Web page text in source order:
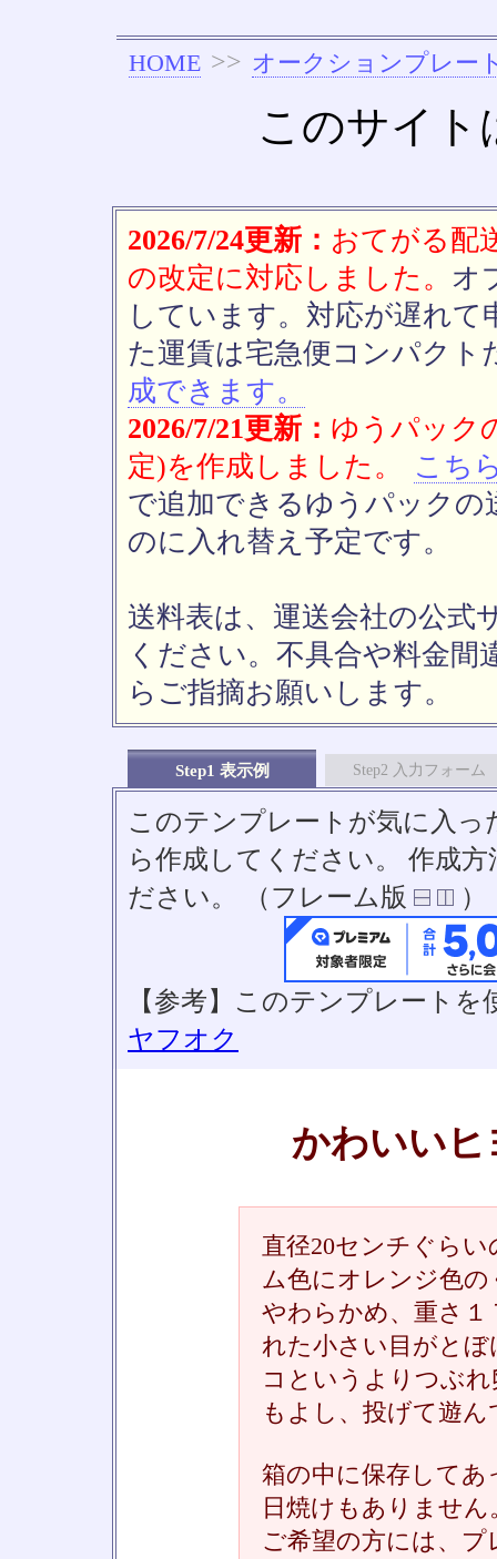
HOME >> オークションプレー
このサイト
2026/7/24更新： おてがる配
の改定に対応しました。 オ
しています。対応が遅れ
た運賃は宅急便コンパクト
成できます。
2026/7/21更新： ゆうパック
定)を作成しました。
こち
で追加できるゆうパックの
のに入れ替え予定です。
送料表は、運送会社の公式
ください。不具合や料金間
らご指摘お願いします。
Step1 表示例 Step2 入力フォーム
このテンプレートが気に入っ
ら作成してください。 作成
ださい。 （フレーム版
）
【参考】このテンプレート
ヤフオク
かわいい
直径20センチぐら
ム色にオレンジ色
やわらかめ、重さ１
れた小さい目がと
コというよりつぶ
もよし、投げて遊ん
箱の中に保存してあ
日焼けもありません
ご希望の方には、